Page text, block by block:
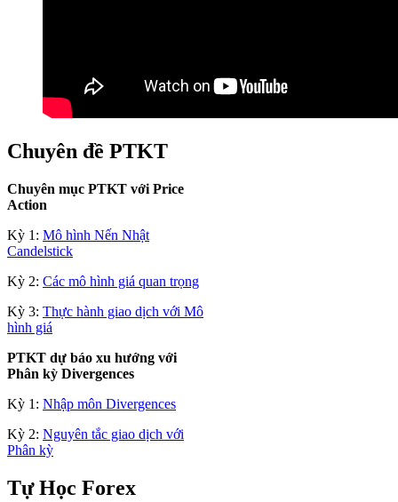
Chuyên đề PTKT
Chuyên mục PTKT với Price
Action
Kỳ 1: Mô hình Nến Nhật
Candelstick
Kỳ 2: Các mô hình giá quan trọng
Kỳ 3: Thực hành giao dịch với Mô
hình giá
PTKT dự báo xu hướng với
Phân kỳ Divergences
Kỳ 1: Nhập môn Divergences
Kỳ 2: Nguyên tắc giao dịch với
Phân kỳ
Tự Học Forex